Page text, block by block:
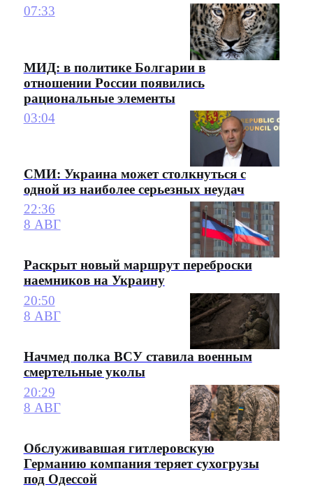
07:33
МИД: в политике Болгарии в
отношении России появились
рациональные элементы
03:04
СМИ: Украина может столкнуться с
одной из наиболее серьезных неудач
22:36
8 АВГ
Раскрыт новый маршрут переброски
наемников на Украину
20:50
8 АВГ
Начмед полка ВСУ ставила военным
смертельные уколы
20:29
8 АВГ
Обслуживавшая гитлеровскую
Германию компания теряет сухогрузы
под Одессой